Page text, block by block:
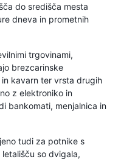
do središča mesta
dneva in prometnih
trgovinami,
brezcarinske
kavarn ter vrsta drugih
z elektroniko in
bankomati, menjalnica in
tudi za potnike s
so dvigala,